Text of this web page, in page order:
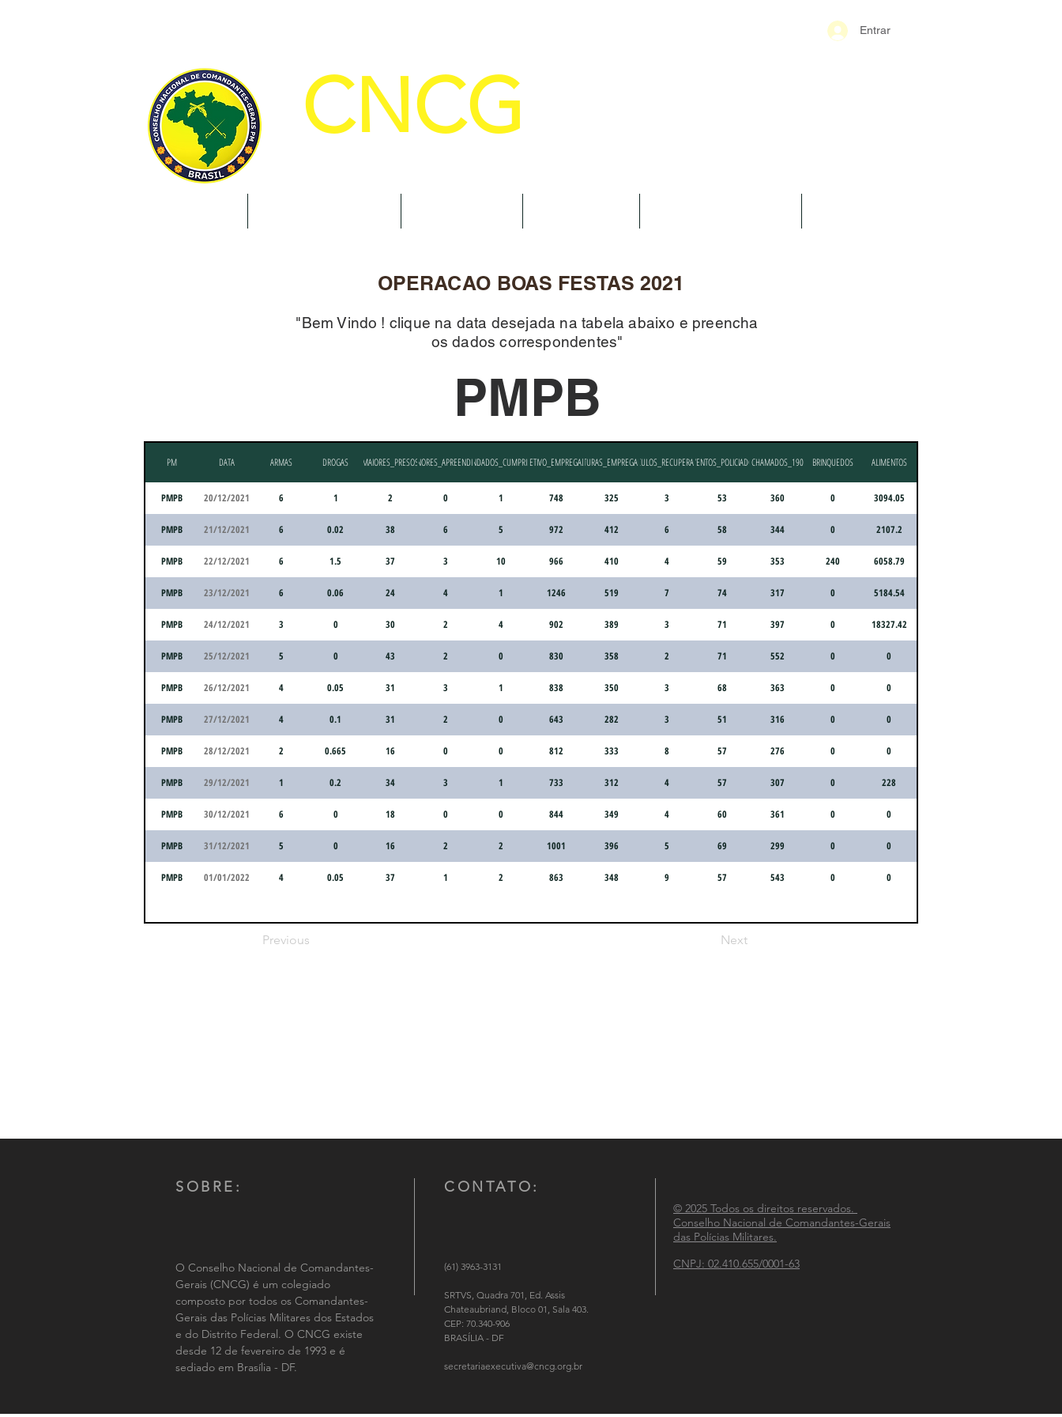
Entrar
CNCG
OPERACAO BOAS FESTAS 2021
"Bem Vindo ! clique na data desejada na tabela abaixo e preencha
os dados correspondentes"
PMPB
PM DATA ARMAS DROGAS MAIORES_PRESOSMENORES_APREENDIDOSMANDADOS_CUMPRIDOSEFETIVO_EMPREGADOVIATURAS_EMPREGADASVEICULOS_RECUPERADOSEVENTOS_POLICIADOSCHAMADOS_190 BRINQUEDOS ALIMENTOS
PMPB 20/12/2021 6 1 2 0 1 748 325 3 53 360 0 3094.05
PMPB 21/12/2021 6 0.02 38 6 5 972 412 6 58 344 0 2107.2
PMPB 22/12/2021 6 1.5 37 3 10 966 410 4 59 353 240 6058.79
PMPB 23/12/2021 6 0.06 24 4 1 1246 519 7 74 317 0 5184.54
PMPB 24/12/2021 3 0 30 2 4 902 389 3 71 397 0 18327.42
PMPB 25/12/2021 5 0 43 2 0 830 358 2 71 552 0 0
PMPB 26/12/2021 4 0.05 31 3 1 838 350 3 68 363 0 0
PMPB 27/12/2021 4 0.1 31 2 0 643 282 3 51 316 0 0
PMPB 28/12/2021 2 0.665 16 0 0 812 333 8 57 276 0 0
PMPB 29/12/2021 1 0.2 34 3 1 733 312 4 57 307 0 228
PMPB 30/12/2021 6 0 18 0 0 844 349 4 60 361 0 0
PMPB 31/12/2021 5 0 16 2 2 1001 396 5 69 299 0 0
PMPB 01/01/2022 4 0.05 37 1 2 863 348 9 57 543 0 0
Previous Next
SOBRE:
O Conselho Nacional de Comandantes-
Gerais (CNCG) é um colegiado
composto por todos os Comandantes-
Gerais das Polícias Militares dos Estados
e do Distrito Federal. O CNCG existe
desde 12 de fevereiro de 1993 e é
sediado em Brasília - DF.
CONTATO:
(61) 3963-3131
SRTVS, Quadra 701, Ed. Assis
Chateaubriand, Bloco 01, Sala 403.
CEP: 70.340-906
BRASÍLIA - DF
secretariaexecutiva@cncg.org.br
© 2025 Todos os direitos reservados.
Conselho Nacional de Comandantes-Gerais
das Polícias Militares.
CNPJ: 02.410.655/0001-63